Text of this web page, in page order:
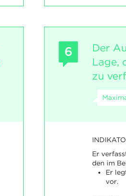
6
Der
Lage,
zu
Er
den im
Er
vor.